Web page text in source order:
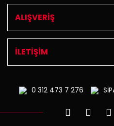
ALIŞVERİŞ
İLETİŞİM
0 312473 7 276